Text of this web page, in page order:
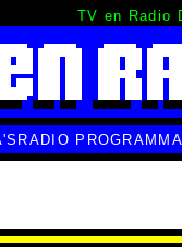
TV en Radio
RADIO